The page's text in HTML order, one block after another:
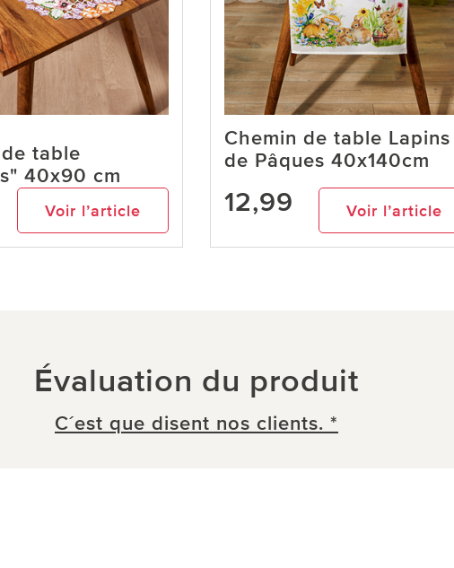
table
40x90 cm
Voir l’article
Chemin de table Lapins
de Pâques 40x140cm
12,99 Voir l’article
Évaluation du produit
C´est que disent nos clients. *